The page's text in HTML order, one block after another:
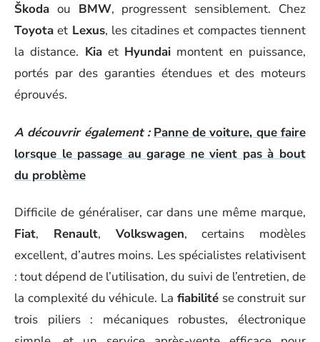
Škoda ou BMW, progressent sensiblement. Chez
Toyota et Lexus, les citadines et compactes tiennent
la distance. Kiaet Hyundai montent en puissance,
portés par des garanties étendues et des moteurs
éprouvés.
A découvrir également : Panne de voiture, que faire
lorsque le passage au garage ne vient pas à bout
du problème
Difficile de généraliser, car dans une même marque,
Fiat, Renault, Volkswagen, certains modèles
excellent, d’autres moins. Les spécialistes relativisent
: tout dépend de l’utilisation, du suivi de l’entretien, de
la complexité du véhicule. La fiabilitése construit sur
trois piliers : mécaniques robustes, électronique